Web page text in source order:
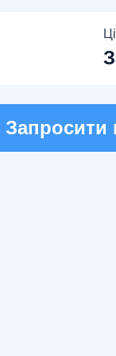
Запросити